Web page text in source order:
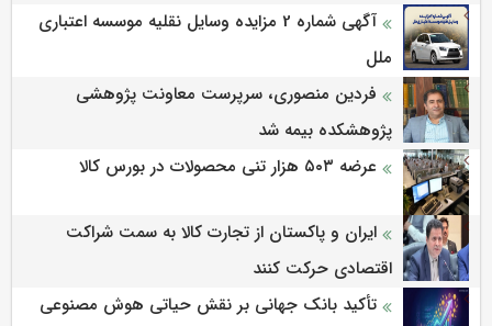
آگهی شماره 2 مزایده وسایل نقلیه موسسه اعتباری
ملل
فردین منصوری، سرپرست معاونت پژوهشی
پژوهشكده بیمه شد
عرضه ۵۰۳ هزار تنی محصولات در بورس کالا
ایران و پاکستان از تجارت کالا به سمت شراکت
اقتصادی حرکت کنند
تأکید بانک جهانی بر نقش حیاتی هوش مصنوعی